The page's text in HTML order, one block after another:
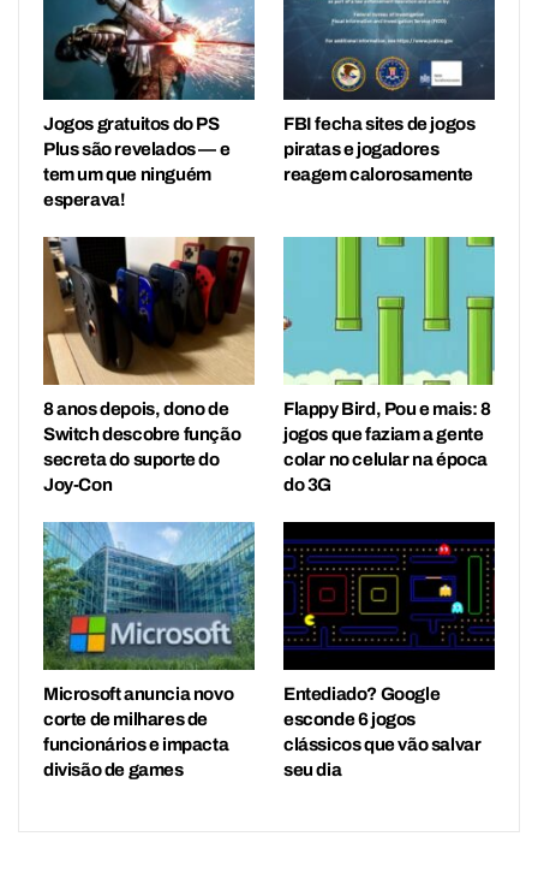
Jogos gratuitos do PS
Plus são revelados — e
tem um que ninguém
esperava!
FBI fecha sites de jogos
piratas e jogadores
reagem calorosamente
8 anos depois, dono de
Switch descobre função
secreta do suporte do
Joy-Con
Flappy Bird, Pou e mais: 8
jogos que faziam a gente
colar no celular na época
do 3G
Microsoft anuncia novo
corte de milhares de
funcionários e impacta
divisão de games
Entediado? Google
esconde 6 jogos
clássicos que vão salvar
seu dia